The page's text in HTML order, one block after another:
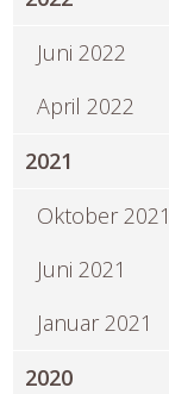
Juni 2022
April 2022
2021
Oktober 2021
Juni 2021
Januar 2021
2020